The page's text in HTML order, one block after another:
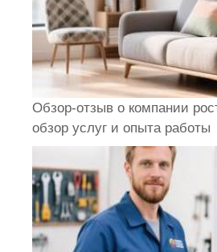
Обзор-отзыв о компании
обзор услуг и опыта работы